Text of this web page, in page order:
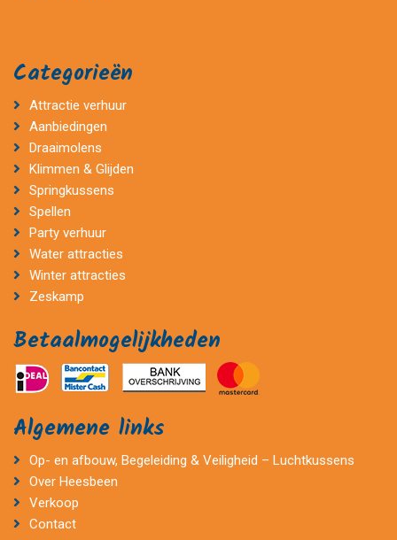
Categorieën
Attractie verhuur
Aanbiedingen
Draaimolens
Klimmen & Glijden
Springkussens
Spellen
Party verhuur
Water attracties
Winter attracties
Zeskamp
Betaalmogelijkheden
Algemene links
Op- en afbouw, Begeleiding & Veiligheid – Luchtkussens
Over Heesbeen
Verkoop
Contact